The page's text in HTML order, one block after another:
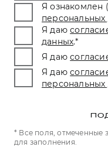
Я ознакомлен
персональных
Я даю
данных.*
Я даю
Я даю
* Все поля, отмеченные
для заполнения.